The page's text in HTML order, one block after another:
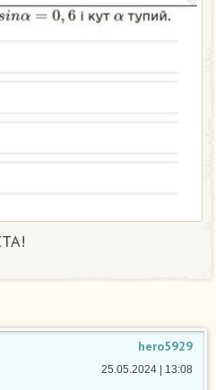
hero5929
25.05.2024 | 13:08